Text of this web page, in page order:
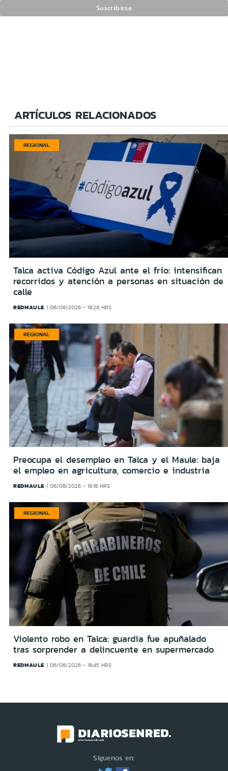
ARTÍCULOS RELACIONADOS
REGIONAL
Talca activa Código Azul ante el frío: intensifican
recorridos y atención a personas en situación de
calle
REDMAULE 06/08/2026 - 19:28 HRS
REGIONAL
Preocupa el desempleo en Talca y el Maule: baja
el empleo en agricultura, comercio e industria
REDMAULE 06/08/2026 - 19:18 HRS
REGIONAL
Violento robo en Talca: guardia fue apuñalado
tras sorprender a delincuente en supermercado
REDMAULE 06/08/2026 - 18:45 HRS
Síguenos en: